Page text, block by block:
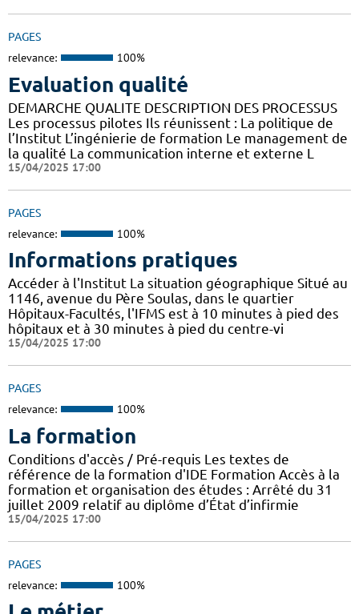
PAGES
relevance: 100%
Evaluation qualité
DEMARCHE QUALITE DESCRIPTION DES PROCESSUS
Les processus pilotes Ils réunissent : La politique de
l’Institut L’ingénierie de formation Le management de
la qualité La communication interne et externe L
15/04/2025 17:00
PAGES
relevance: 100%
Informations pratiques
Accéder à l'Institut La situation géographique Situé au
1146, avenue du Père Soulas, dans le quartier
Hôpitaux-Facultés, l'IFMS est à 10 minutes à pied des
hôpitaux et à 30 minutes à pied du centre-vi
15/04/2025 17:00
PAGES
relevance: 100%
La formation
Conditions d'accès / Pré-requis Les textes de
référence de la formation d'IDE Formation Accès à la
formation et organisation des études : Arrêté du 31
juillet 2009 relatif au diplôme d’État d’infirmie
15/04/2025 17:00
PAGES
relevance: 100%